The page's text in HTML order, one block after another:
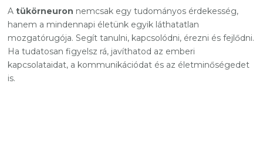
Atükörneuron nemcsak egy tudományos érdekesség,
hanem a mindennapi életünk egyik láthatatlan
mozgatórugója. Segít tanulni, kapcsolódni, érezni és fejlődni.
Ha tudatosan figyelsz rá, javíthatod az emberi
kapcsolataidat, a kommunikációdat és az életminőségedet
is.